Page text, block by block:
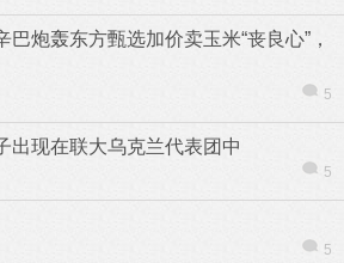
炮轰东方甄选加价卖玉米“丧良心”，
5
出现在联大乌克兰代表团中
5
5